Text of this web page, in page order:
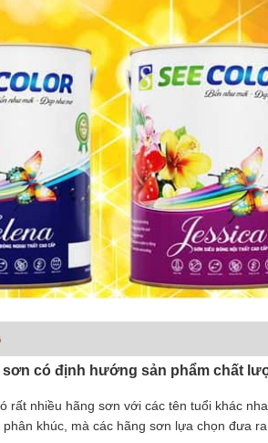
có định hướng sản phẩm chất
rất nhiều hãng sơn với các tên tuổi khác
khúc, mà các hãng sơn lựa chọn đưa